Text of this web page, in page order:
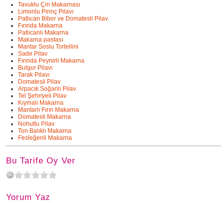
Tavuklu Çin Makarnası
Limonlu Pirinç Pilavı
Patlıcan Biber ve Domatesli Pilav
Fırında Makarna
Patlıcanlı Makarna
Makarna pastası
Mantar Soslu Tortellini
Sade Pilav
Fırında Peynirli Makarna
Bulgur Pilavı
Tarak Pilavı
Domatesli Pilav
Arpacık Soğanlı Pilav
Tel Şehriyeli Pilav
Kıymalı Makarna
Mantarlı Fırın Makarna
Domatesli Makarna
Nohutlu Pilav
Ton Balıklı Makarna
Fesleğenli Makarna
Bu Tarife Oy Ver
Yorum Yaz